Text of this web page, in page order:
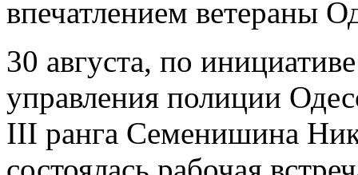
впечатлением ветераны
30 августа, по
управления полиции
III ранга Семенишина